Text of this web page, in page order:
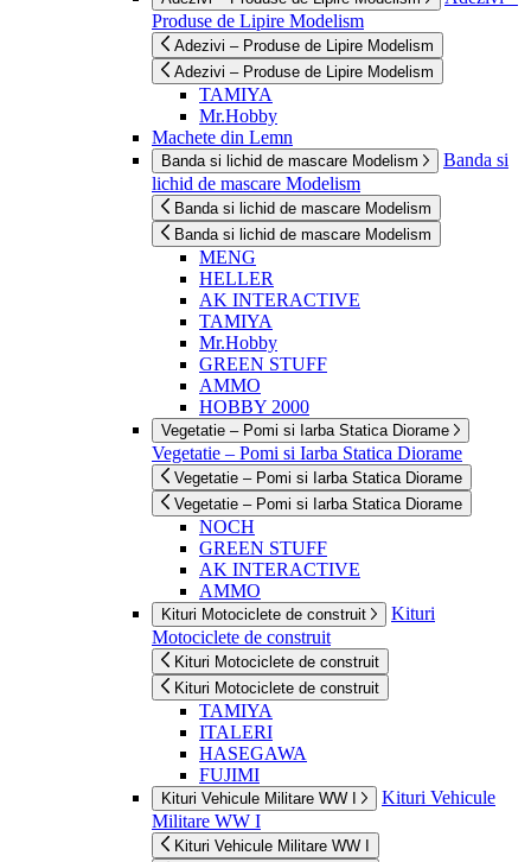
Produse de Lipire Modelism
Adezivi – Produse de Lipire Modelism
Adezivi – Produse de Lipire Modelism
TAMIYA
Mr.Hobby
Machete din Lemn
Banda si lichid de mascare Modelism
Banda si
lichid de mascare Modelism
Banda si lichid de mascare Modelism
Banda si lichid de mascare Modelism
MENG
HELLER
AK INTERACTIVE
TAMIYA
Mr.Hobby
GREEN STUFF
AMMO
HOBBY 2000
Vegetatie – Pomi si Iarba Statica Diorame
Vegetatie – Pomi si Iarba Statica Diorame
Vegetatie – Pomi si Iarba Statica Diorame
Vegetatie – Pomi si Iarba Statica Diorame
NOCH
GREEN STUFF
AK INTERACTIVE
AMMO
Kituri Motociclete de construit
Kituri
Motociclete de construit
Kituri Motociclete de construit
Kituri Motociclete de construit
TAMIYA
ITALERI
HASEGAWA
FUJIMI
Kituri Vehicule Militare WW I
Kituri Vehicule
Militare WW I
Kituri Vehicule Militare WW I